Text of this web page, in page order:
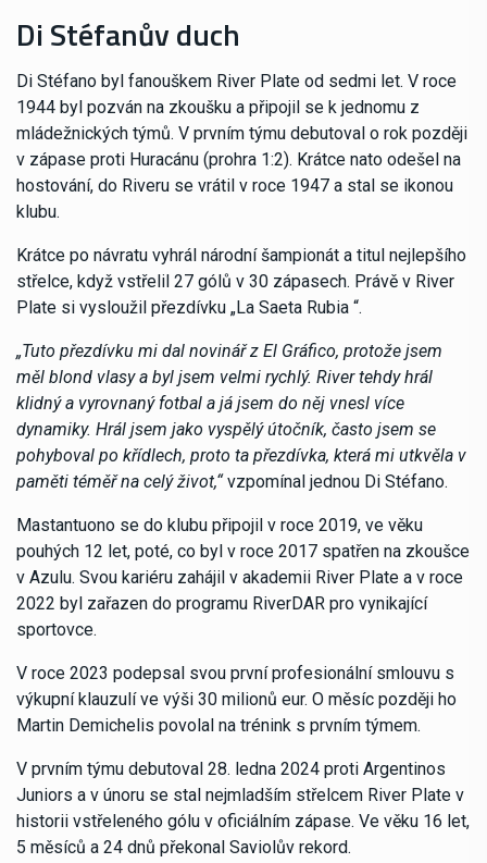
Di Stéfanův duch
Di Stéfano byl fanouškem River Plate od sedmi let. V roce
1944 byl pozván na zkoušku a připojil se k jednomu z
mládežnických týmů. V prvním týmu debutoval o rok později
v zápase proti Huracánu (prohra 1:2). Krátce nato odešel na
hostování, do Riveru se vrátil v roce 1947 a stal se ikonou
klubu.
Krátce po návratu vyhrál národní šampionát a titul nejlepšího
střelce, když vstřelil 27 gólů v 30 zápasech. Právě v River
Plate si vysloužil přezdívku „La Saeta Rubia “.
„Tuto přezdívku mi dal novinář z El Gráfico, protože jsem
měl blond vlasy a byl jsem velmi rychlý. River tehdy hrál
klidný a vyrovnaný fotbal a já jsem do něj vnesl více
dynamiky. Hrál jsem jako vyspělý útočník, často jsem se
pohyboval po křídlech, proto ta přezdívka, která mi utkvěla v
paměti téměř na celý život,“vzpomínal jednou Di Stéfano.
Mastantuono se do klubu připojil v roce 2019, ve věku
pouhých 12 let, poté, co byl v roce 2017 spatřen na zkoušce
v Azulu. Svou kariéru zahájil v akademii River Plate a v roce
2022 byl zařazen do programu RiverDAR pro vynikající
sportovce.
V roce 2023 podepsal svou první profesionální smlouvu s
výkupní klauzulí ve výši 30 milionů eur. O měsíc později ho
Martin Demichelis povolal na trénink s prvním týmem.
V prvním týmu debutoval 28. ledna 2024 proti Argentinos
Juniors a v únoru se stal nejmladším střelcem River Plate v
historii vstřeleného gólu v oficiálním zápase. Ve věku 16 let,
5 měsíců a 24 dnů překonal Saviolův rekord.